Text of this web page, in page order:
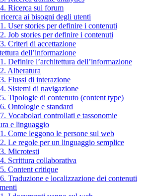
Ricerca sui forum
ai bisogni degli utenti
User stories per definire i contenuti
Job stories per definire i contenuti
Criteri di accettazione
dell’informazione
Definire l’architettura dell’informazione
Alberatura
Flussi di interazione
Sistemi di navigazione
Tipologie di contenuto (content type)
Ontologie e standard
Vocabolari controllati e tassonomie
e linguaggio
Come leggono le persone sul web
Le regole per un linguaggio semplice
Microtesti
Scrittura collaborativa
Content critique
Traduzione e localizzazione dei contenuti